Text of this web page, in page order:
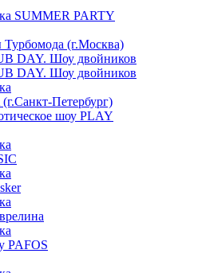
SUMMER PARTY
(г.Москва)
DAY. Шоу двойников
DAY. Шоу двойников
Петербург)
шоу PLAY
PAFOS